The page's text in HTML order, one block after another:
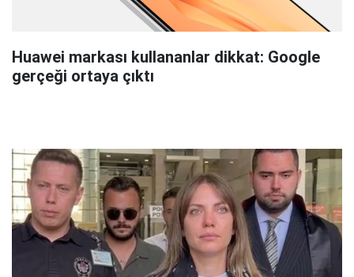
Huawei markası kullananlar dikkat: Google
gerçeği ortaya çıktı